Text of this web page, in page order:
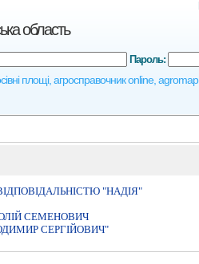
область
площі, агросправочник online, agromap
Пароль:
"НАДIЯ"
СЕМЕНОВИЧ
СЕРГІЙОВИЧ"